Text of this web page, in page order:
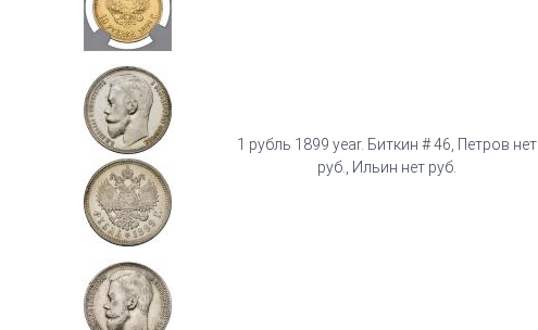
1 рубль 1899 year. Биткин # 46, Петров нет
руб., Ильин нет руб.